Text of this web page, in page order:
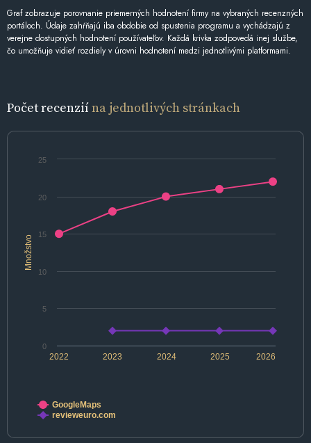
Graf zobrazuje porovnanie priemerných hodnotení firmy na vybraných recenzných
portáloch. Údaje zahŕňajú iba obdobie od spustenia programu a vychádzajú z
verejne dostupných hodnotení používateľov. Každá krivka zodpovedá inej službe,
čo umožňuje vidieť rozdiely v úrovni hodnotení medzi jednotlivými platformami.
Počet recenziína jednotlivých stránkach
Množstvo
2022 2024 2026
2023 2025
0
5
10
15
20
25
GoogleMaps
revieweuro.com